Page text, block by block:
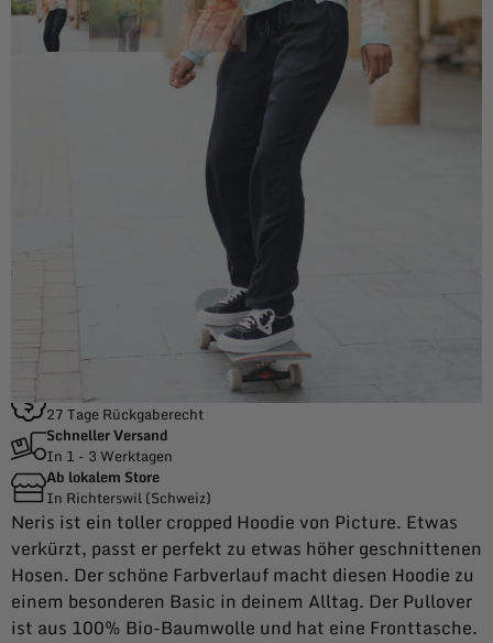
Picture Organic Clothing
Picture Organic
Clothing Crop Hoodie
zzgl. Versandkosten von CHF 8.10
Dieses Produkt ist derzeit nicht vorrätig und nicht verfügbar.
Gratis Versand
27 Tage Rückgaberecht
Schneller Versand
In 1 - 3 Werktagen
Ab lokalem Store
In Richterswil (Schweiz)
Neris ist ein toller cropped Hoodie von Picture. Etwas
verkürzt, passt er perfekt zu etwas höher geschnittenen
Hosen. Der schöne Farbverlauf macht diesen Hoodie zu
einem besonderen Basic in deinem Alltag. Der Pullover
ist aus 100% Bio-Baumwolle und hat eine Fronttasche.